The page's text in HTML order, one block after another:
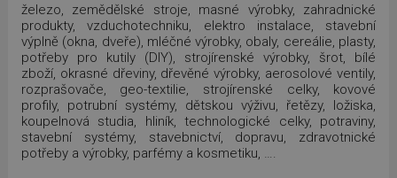
železo, zemědělské stroje, masné výrobky, zahradnické
produkty, vzduchotechniku, elektro instalace, stavební
výplně (okna, dveře), mléčné výrobky, obaly, cereálie, plasty,
potřeby pro kutily (DIY), strojírenské výrobky, šrot, bílé
zboží, okrasné dřeviny, dřevěné výrobky, aerosolové ventily,
rozprašovače, geo-textilie, strojírenské celky, kovové
profily, potrubní systémy, dětskou výživu, řetězy, ložiska,
koupelnová studia, hliník, technologické celky, potraviny,
stavební systémy, stavebnictví, dopravu, zdravotnické
potřeby a výrobky, parfémy a kosmetiku, ….